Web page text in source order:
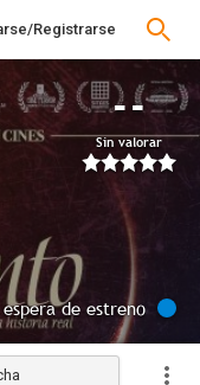
Registrarse
--
Sin valorar
de estreno